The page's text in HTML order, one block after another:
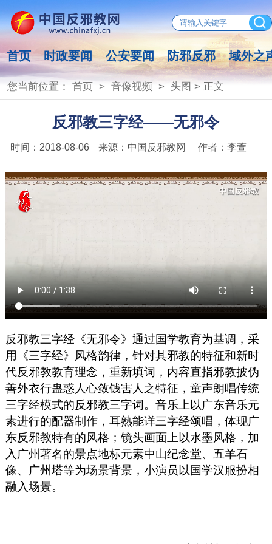
首页 时政要闻 公安要闻 防邪反邪 域外之
您当前位置： 首页> 音像视频 > 头图 > 正文
反邪教三字经——无邪令
时间： 2018-08-06 来源： 中国反邪教网 作者： 李萱
反邪教三字经《无邪令》通过国学教育为基调，采
用《三字经》风格韵律，针对其邪教的特征和新时
代反邪教教育理念，重新填词，内容直指邪教披伪
善外衣行蛊惑人心敛钱害人之特征，童声朗唱传统
三字经模式的反邪教三字词。音乐上以广东音乐元
素进行的配器制作，耳熟能详三字经颂唱，体现广
东反邪教特有的风格；镜头画面上以水墨风格，加
入广州著名的景点地标元素中山纪念堂、五羊石
像、广州塔等为场景背景，小演员以国学汉服扮相
融入场景。